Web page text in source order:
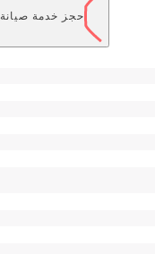
حجز خدمة صيانة